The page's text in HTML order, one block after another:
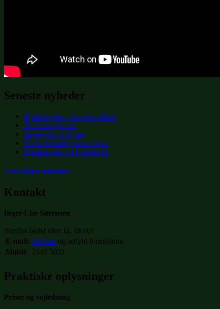
Seneste nyheder
Bjælkehytter i skovens stilhed
De frivilliges tur.
Rejsegilde på hytter
Nu er bjælkehytterne på vej
Bjælkehytter på Katbakken
Læs ældre nyheder
Kontakt
Inger-Lise Sørensen
Træffes bedst efter kl. 18.00!
E-mail: klik herog udfyld formularen
Mobil:
2345 5031
Praktiske oplysninger
Priser og vejledning